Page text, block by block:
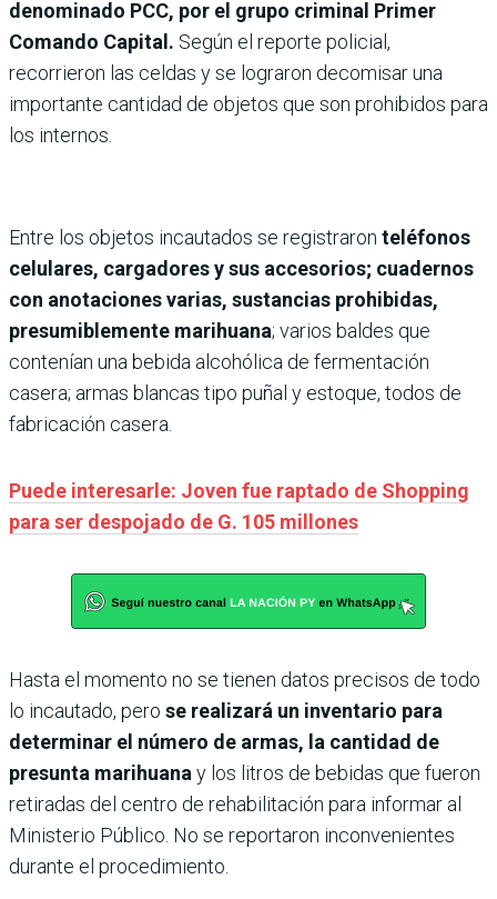
denominado PCC, por el grupo criminal Primer
Comando Capital. Según el reporte policial,
recorrieron las celdas y se lograron decomisar una
importante cantidad de objetos que son prohibidos para
los internos.
Entre los objetos incautados se registraron teléfonos
celulares, cargadores y sus accesorios; cuadernos
con anotaciones varias, sustancias prohibidas,
presumiblemente marihuana; varios baldes que
contenían una bebida alcohólica de fermentación
casera; armas blancas tipo puñal y estoque, todos de
fabricación casera.
Puede interesarle: Joven fue raptado de Shopping
para ser despojado de G. 105 millones
Hasta el momento no se tienen datos precisos de todo
lo incautado, pero se realizará un inventario para
determinar el número de armas, la cantidad de
presunta marihuana y los litros de bebidas que fueron
retiradas del centro de rehabilitación para informar al
Ministerio Público. No se reportaron inconvenientes
durante el procedimiento.